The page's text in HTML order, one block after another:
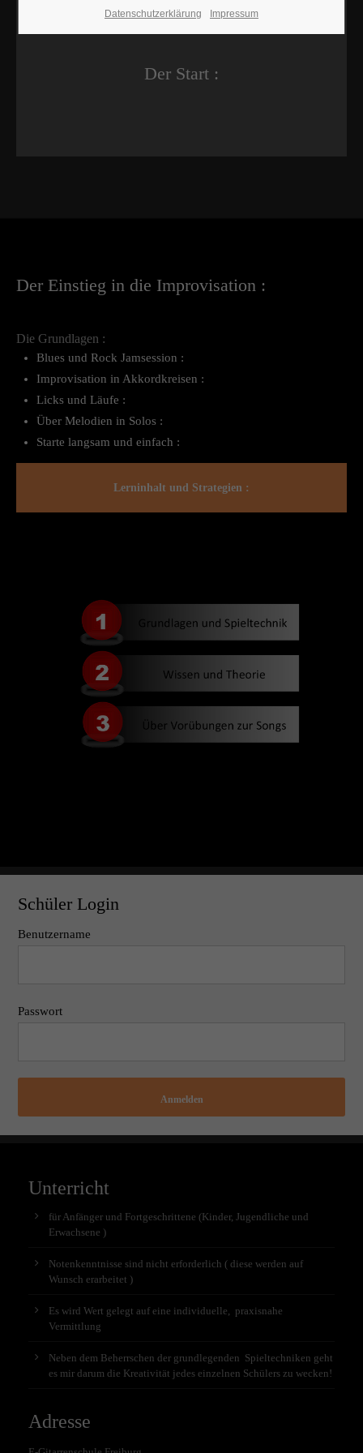
Der Start :
Der Einstieg in die Improvisation :
Die Grundlagen :
Blues und Rock Jamsession :
Improvisation in Akkordkreisen :
Licks und Läufe :
Über Melodien in Solos :
Starte langsam und einfach :
Lerninhalt und Strategien :
Schüler Login
Benutzername
Passwort
Anmelden
Unterricht
für Anfänger und Fortgeschrittene (Kinder, Jugendliche und
Erwachsene )
Notenkenntnisse sind nicht erforderlich ( diese werden auf
Wunsch erarbeitet )
Es wird Wert gelegt auf eine individuelle, praxisnahe
Vermittlung
Neben dem Beherrschen der grundlegenden Spieltechniken geht
es mir darum die Kreativität jedes einzelnen Schülers zu wecken!
Adresse
Datenschutzerklärung Impressum